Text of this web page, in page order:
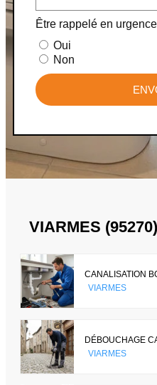
Être rappelé en
Oui
Non
VIARMES
CANALISATION
VIARMES
DÉBOUCHAGE
VIARMES